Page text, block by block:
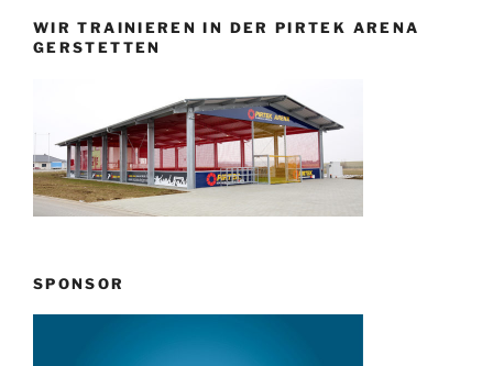
WIR TRAINIEREN IN DER PIRTEK ARENA
GERSTETTEN
SPONSOR